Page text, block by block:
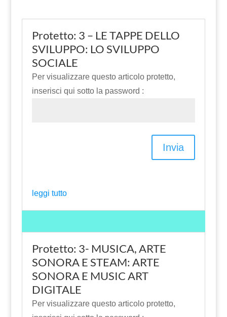
Protetto: 3 – LE TAPPE DELLO
SVILUPPO: LO SVILUPPO
SOCIALE
Per visualizzare questo articolo protetto,
inserisci qui sotto la password :
Invia
leggi tutto
Protetto: 3- MUSICA, ARTE
SONORA E STEAM: ARTE
SONORA E MUSIC ART
DIGITALE
Per visualizzare questo articolo protetto,